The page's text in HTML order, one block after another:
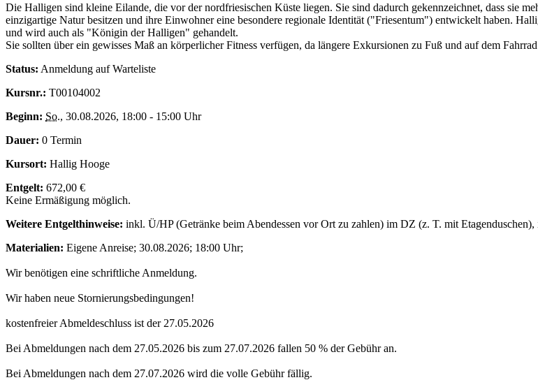
Die Halligen sind kleine Eilande, die vor der nordfriesischen Küste liegen. Sie sind dadurch gekennzeichnet, dass sie
einzigartige Natur besitzen und ihre Einwohner eine besondere regionale Identität ("Friesentum") entwickelt haben.
und wird auch als "Königin der Halligen" gehandelt.
Sie sollten über ein gewisses Maß an körperlicher Fitness verfügen, da längere Exkursionen zu Fuß und auf dem
Status: Anmeldung auf Warteliste
Kursnr.: T00104002
Beginn: So., 30.08.2026, 18:00 - 15:00 Uhr
Dauer: 0 Termin
Kursort: Hallig Hooge
Entgelt: 672,00 €
Keine Ermäßigung möglich.
Weitere Entgelthinweise: inkl. Ü/HP (Getränke beim Abendessen vor Ort zu zahlen) im DZ (z. T. mit
Materialien: Eigene Anreise; 30.08.2026; 18:00 Uhr;
Wir benötigen eine schriftliche Anmeldung.
Wir haben neue Stornierungsbedingungen!
kostenfreier Abmeldeschluss ist der 27.05.2026
Bei Abmeldungen nach dem 27.05.2026 bis zum 27.07.2026 fallen 50 % der Gebühr an.
Bei Abmeldungen nach dem 27.07.2026 wird die volle Gebühr fällig.